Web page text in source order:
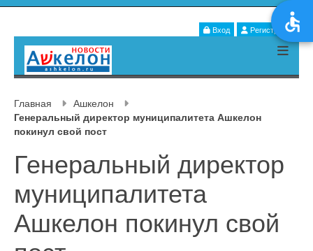
Вход Регистрация
Главная
Ашкелон
Генеральный директор муниципалитета Ашкелон
покинул свой пост
Генеральный директор
муниципалитета
Ашкелон покинул свой